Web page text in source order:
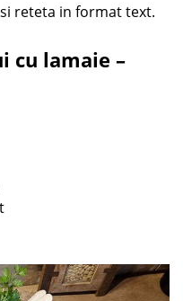
reteta in format text.
cu lamaie –